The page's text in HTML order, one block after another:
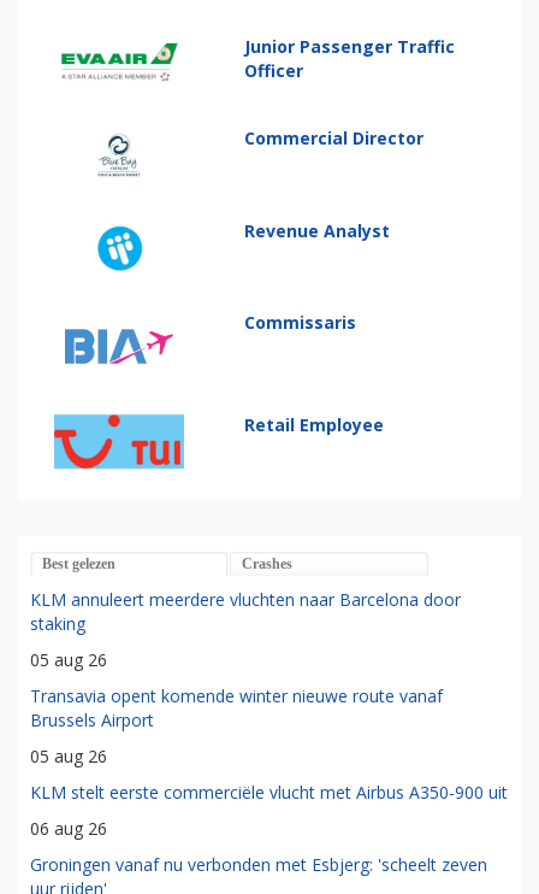
Junior Passenger Traffic
Officer
Commercial Director
Revenue Analyst
Commissaris
Retail Employee
Best gelezen Crashes
KLM annuleert meerdere vluchten naar Barcelona door
staking
05 aug 26
Transavia opent komende winter nieuwe route vanaf
Brussels Airport
05 aug 26
KLM stelt eerste commerciële vlucht met Airbus A350-900 uit
06 aug 26
Groningen vanaf nu verbonden met Esbjerg: 'scheelt zeven
uur rijden'